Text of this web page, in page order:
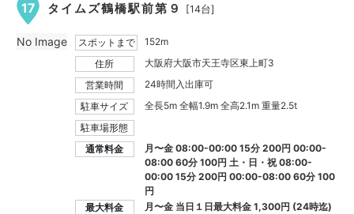
17 タイムズ鶴橋駅前第９ [14台]
スポットまで
152m
住所
大阪府大阪市天王寺区東上町3
営業時間
24時間入出庫可
駐車サイズ
全長5m 全幅1.9m 全高2.1m 重量2.5t
駐車場形態
通常料金
月〜金 08:00-00:00 15分 200円 00:00-
08:00 60分 100円 土・日・祝 08:00-
00:00 15分 200円 00:00-08:00 60分 100
円
最大料金
月〜金 当日１日最大料金1,300円 (24時迄)
No Image